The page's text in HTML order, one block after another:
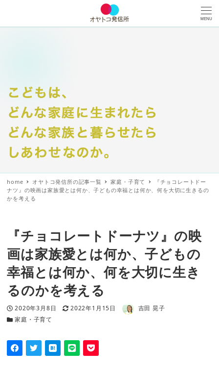
MENU
home オヤトコ発信所の記事一覧 家庭・子育て
『チョコレートドー
ナツ』の映画は家族愛とは何か、子どもの幸福とは何か、何を大切に生きるの
かを考える
『チョコレートドーナツ』の映
画は家族愛とは何か、子どもの
幸福とは何か、何を大切に生き
るのかを考える
投稿日
2020年3月8日 更新日
2022年1月15日 著者 吉田 晃子
カテゴリー
家庭・子育て